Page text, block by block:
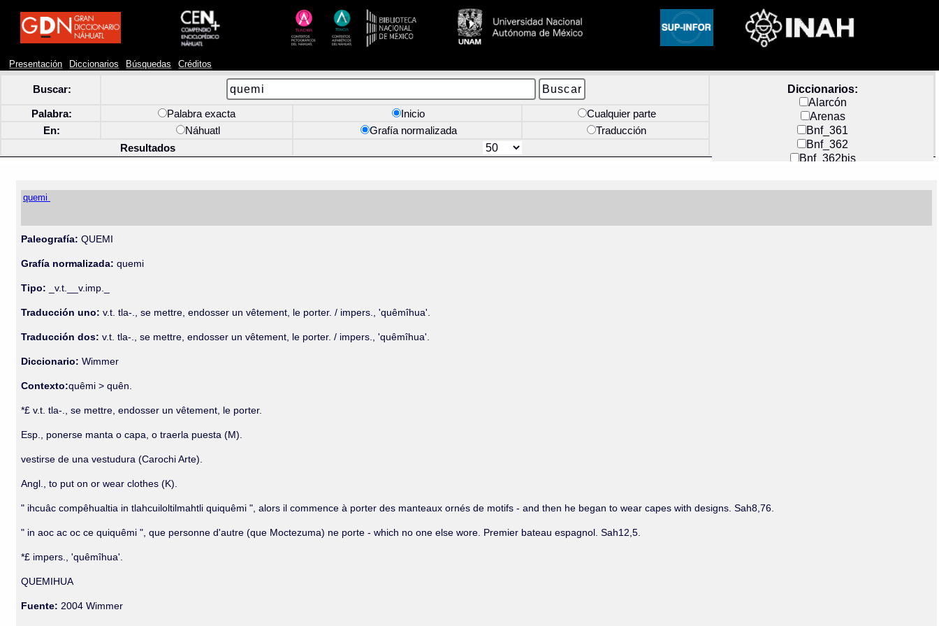
Presentación Diccionarios Búsquedas Créditos
Buscar:
Diccionarios:
Alarcón
Arenas
Bnf_361
Bnf_362
Bnf_362bis
Docs_México
Palabra: Palabra exacta Inicio
Cualquier parte
En:
Náhuatl Grafía normalizada
Traducción
Resultados
quemi
Paleografía: QUEMI
Grafía normalizada: quemi
Tipo: _v.t.__v.imp._
Traducción uno: v.t. tla-., se mettre, endosser un vêtement, le porter. / impers., 'quêmîhua'.
Traducción dos: v.t. tla-., se mettre, endosser un vêtement, le porter. / impers., 'quêmîhua'.
Diccionario:Wimmer
Contexto:quêmi > quên.
*£ v.t. tla-., se mettre, endosser un vêtement, le porter.
Esp., ponerse manta o capa, o traerla puesta (M).
vestirse de una vestudura (Carochi Arte).
Angl., to put on or wear clothes (K).
" ihcuâc compêhualtia in tlahcuiloltilmahtli quiquêmi ", alors il commence à porter des manteaux ornés de motifs - and then he began to wear capes with designs. Sah8,76.
" in aoc ac oc ce quiquêmi ", que personne d'autre (que Moctezuma) ne porte - which no one else wore. Premier bateau espagnol. Sah12,5.
*£ impers., 'quêmîhua'.
QUEMIHUA
Fuente: 2004 Wimmer